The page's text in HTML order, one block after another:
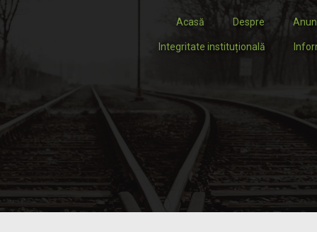
Acasă Despre
Integritate instituțională